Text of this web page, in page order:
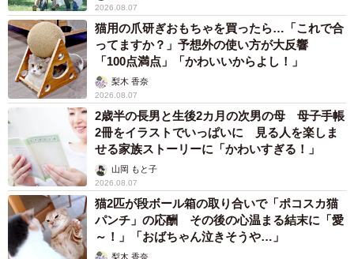
2026.08.07
猫用の爪研ぎおもちゃを買ったら…「これで合
ってますか？」予想外の使い方が大反響
「100点満点」「かわいいからよし！」
梨木 香奈
2026.08.07
2歳半の長男と生後2カ月の次男の母 母子手帳
2冊をイラストでいっぱいに 見る人を楽しま
せる家族ストーリーに「かわいすぎる！」
山岡 もと子
2026.08.07
猫2匹が段ボール箱の取り合いで「ポコスカ猫
パンチ」の応酬 その後の心温まる結末に「愛
～！」「おばちゃん泣きそうや…」
梨木 香奈